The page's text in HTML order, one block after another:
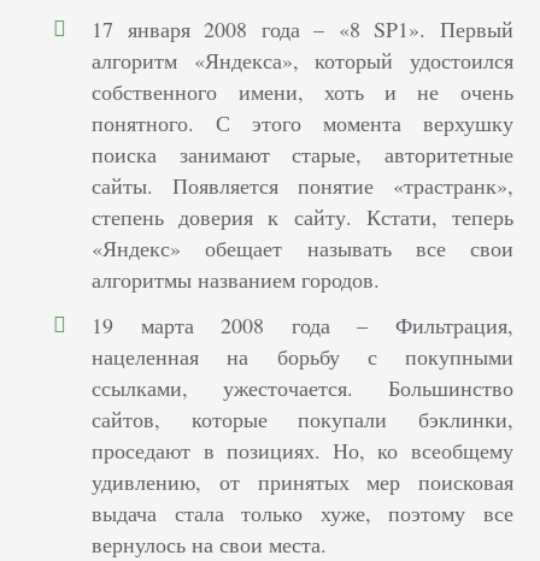
17 января 2008 года – «8 SP1». Первый
алгоритм «Яндекса», который удостоился
собственного имени, хоть и не очень
понятного. С этого момента верхушку
поиска занимают старые, авторитетные
сайты. Появляется понятие «трастранк»,
степень доверия к сайту. Кстати, теперь
«Яндекс» обещает называть все свои
алгоритмы названием городов.
19 марта 2008 года – Фильтрация,
нацеленная на борьбу с покупными
ссылками, ужесточается. Большинство
сайтов, которые покупали бэклинки,
проседают в позициях. Но, ко всеобщему
удивлению, от принятых мер поисковая
выдача стала только хуже, поэтому все
вернулось на свои места.